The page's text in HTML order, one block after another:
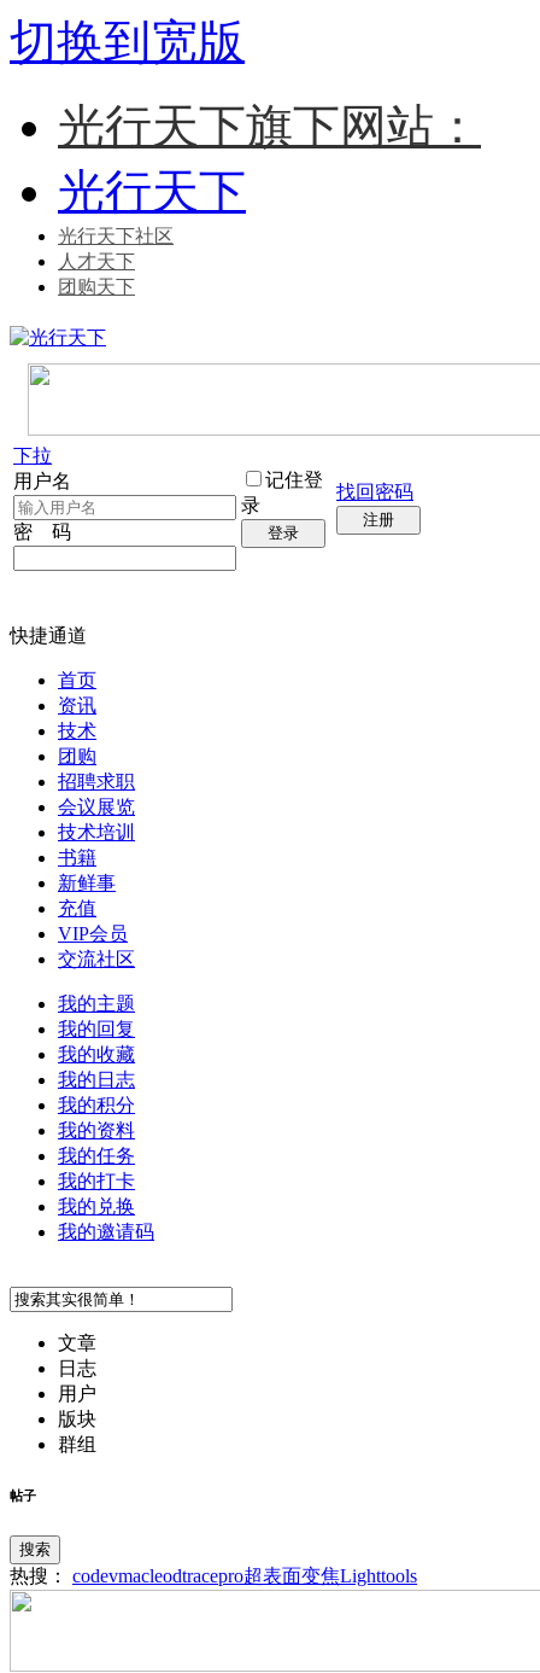
切换到宽版
光行天下旗下网站：
光行天下
光行天下社区
人才天下
团购天下
下拉
用户名
密 码
记住登
录
登录
找回密码
注册
快捷通道
首页
资讯
技术
团购
招聘求职
会议展览
技术培训
书籍
新鲜事
充值
VIP会员
交流社区
我的主题
我的回复
我的收藏
我的日志
我的积分
我的资料
我的任务
我的打卡
我的兑换
我的邀请码
文章
日志
用户
版块
群组
帖子
搜索
热搜： codevmacleodtracepro超表面变焦Lighttools